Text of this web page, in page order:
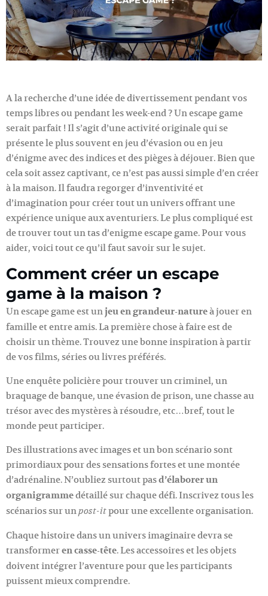
A la recherche d’une idée de divertissement pendant vos
temps libres ou pendant les week-end ? Un escape game
serait parfait ! Il s’agit d’une activité originale qui se
présente le plus souvent en jeu d’évasion ou en jeu
d’énigme avec des indices et des pièges à déjouer. Bien que
cela soit assez captivant, ce n’est pas aussi simple d’en créer
à la maison. Il faudra regorger d’inventivité et
d’imagination pour créer tout un univers offrant une
expérience unique aux aventuriers. Le plus compliqué est
de trouver tout un tas d’enigme escape game. Pour vous
aider, voici tout ce qu’il faut savoir sur le sujet.
Comment créer un escape
game à la maison ?
Un escape game est un jeu en grandeur-natureà jouer en
famille et entre amis. La première chose à faire est de
choisir un thème. Trouvez une bonne inspiration à partir
de vos films, séries ou livres préférés.
Une enquête policière pour trouver un criminel, un
braquage de banque, une évasion de prison, une chasse au
trésor avec des mystères à résoudre, etc…bref, tout le
monde peut participer.
Des illustrations avec images et un bon scénario sont
primordiaux pour des sensations fortes et une montée
d’adrénaline. N’oubliez surtout pasd’élaborer un
organigrammedétaillé sur chaque défi. Inscrivez tous les
scénarios sur un post-itpour une excellente organisation.
Chaque histoire dans un univers imaginaire devra se
transformeren casse-tête. Les accessoires et les objets
doivent intégrer l’aventure pour que les participants
puissent mieux comprendre.